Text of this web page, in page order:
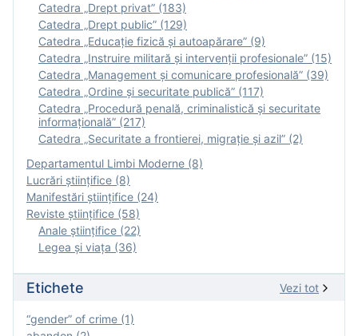
Catedra „Drept privat” (183)
Catedra „Drept public” (129)
Catedra „Educație fizică şi autoapărare” (9)
Catedra „Instruire militară şi intervenţii profesionale” (15)
Catedra „Management și comunicare profesională” (39)
Catedra „Ordine și securitate publică” (117)
Catedra „Procedură penală, criminalistică și securitate
informațională” (217)
Catedra „Securitate a frontierei, migrație și azil” (2)
Departamentul Limbi Moderne (8)
Lucrări științifice (8)
Manifestări ştiinţifice (24)
Reviste ştiinţifice (58)
Anale ştiinţifice (22)
Legea şi viaţa (36)
Etichete Vezi tot
“gender” of crime (1)